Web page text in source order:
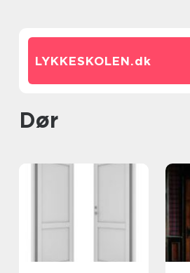
LYKKESKOLEN.dk
dør